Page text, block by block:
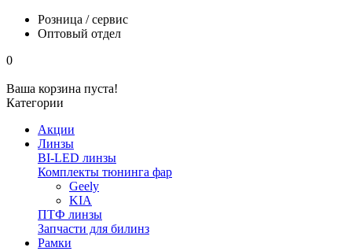
Розница / сервис
Оптовый отдел
0
Ваша корзина пуста!
Категории
Акции
Линзы
BI-LED линзы
Комплекты тюнинга фар
Geely
KIA
ПТФ линзы
Запчасти для билинз
Рамки